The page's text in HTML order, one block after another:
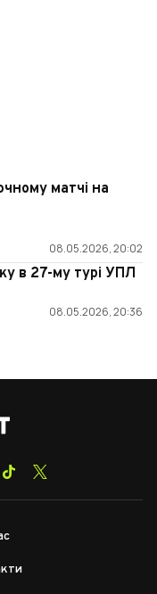
матчі на
08.05.2026, 20:02
в 27-му турі УПЛ
08.05.2026, 20:36